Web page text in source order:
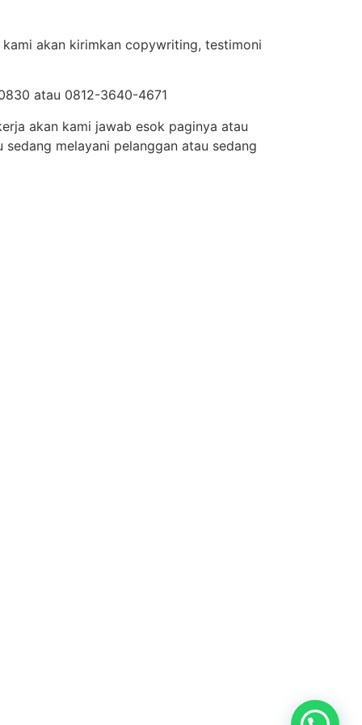
akan kirimkan copywriting, testimoni
atau 0812-3640-4671
akan kami jawab esok paginya atau
melayani pelanggan atau sedang